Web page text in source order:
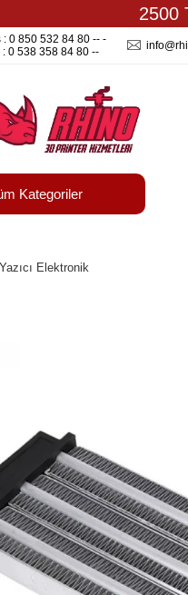
2500
: 0 850 532 84 80 -- -
: 0 538 358 84 80 --
Kategoriler
Elektronik